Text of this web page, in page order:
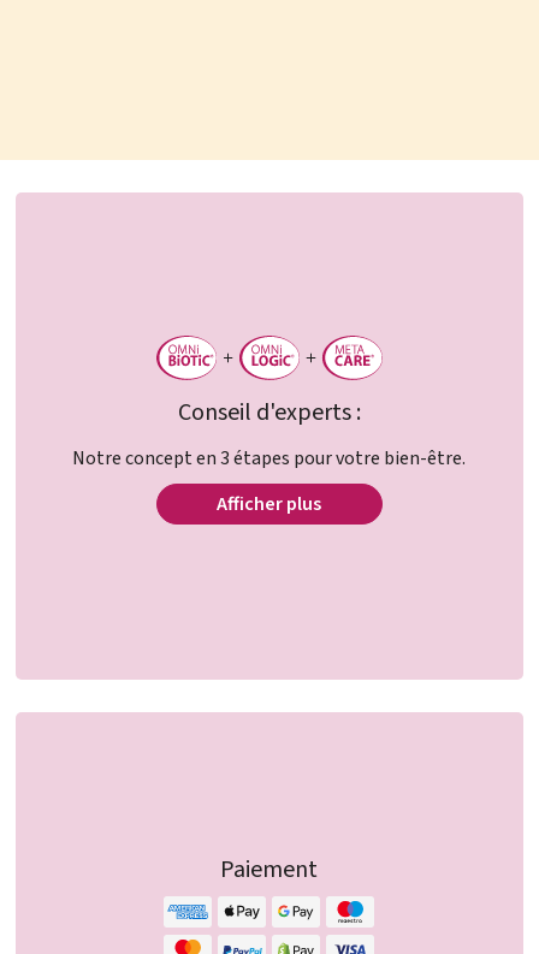
Conseil d'experts :
Notre concept en 3 étapes pour votre bien-être.
Afficher plus
Paiement